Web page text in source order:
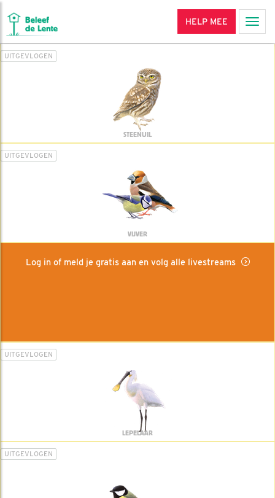
HELP MEE
UITGEVLOGEN
STEENUIL
UITGEVLOGEN
VIJVER
Log in of meld je gratis aan en volg alle livestreams
UITGEVLOGEN
LEPELAAR
UITGEVLOGEN